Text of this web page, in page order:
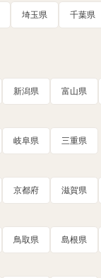
埼玉県 千葉県
新潟県 富山県
岐阜県 三重県
京都府 滋賀県
鳥取県 島根県